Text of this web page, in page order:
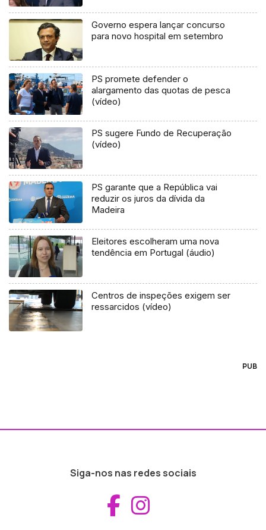
Governo espera lançar concurso
para novo hospital em setembro
PS promete defender o
alargamento das quotas de pesca
(vídeo)
PS sugere Fundo de Recuperação
(vídeo)
PS garante que a República vai
reduzir os juros da dívida da
Madeira
Eleitores escolheram uma nova
tendência em Portugal (áudio)
Centros de inspeções exigem ser
ressarcidos (vídeo)
PUB
Siga-nos nas redes sociais
Aceder ao